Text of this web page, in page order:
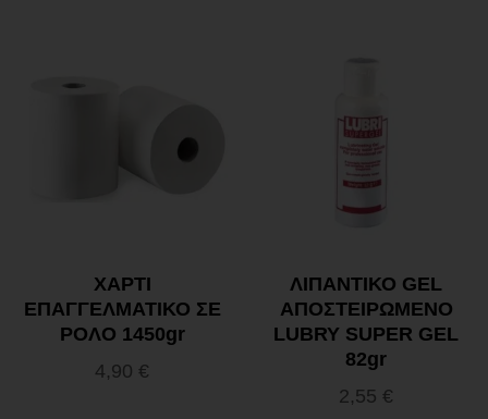
ΧΑΡΤΙ
ΕΠΑΓΓΕΛΜΑΤΙΚΟ ΣΕ
ΡΟΛΟ 1450gr
4,90 €
ΛΙΠΑΝΤΙΚΟ GEL
ΑΠΟΣΤΕΙΡΩΜΕΝΟ
LUBRY SUPER GEL
82gr
2,55 €